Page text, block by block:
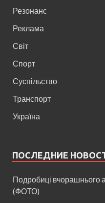
Резонанс
Реклама
Світ
Спорт
Суспільство
Транспорт
Україна
ПОСЛЕДНИЕ
Подробиці вчорашнього
(ФОТО)